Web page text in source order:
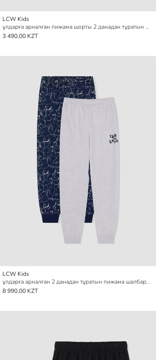
LCW Kids
ұлдарға арналған пижама шорты 2 данадан тұратын pack
3 490,00 KZT
LCW Kids
ұлдарға арналған 2 данадан тұратын пижама шалбарлары
8 990,00 KZT